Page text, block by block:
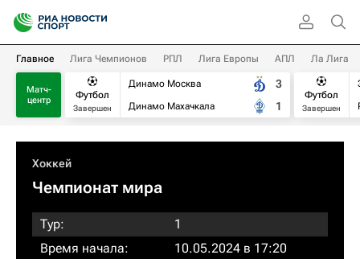
Главное Лига Чемпионов РПЛ Лига Европы АПЛ Ла Лига
Матч-
центр
Футбол
Завершен
Динамо Москва
Динамо Махачкала
3
1
Футбол
Завершен
Хоккей
Чемпионат мира
Тур:
1
Время начала:
10.05.2024 в 17:20